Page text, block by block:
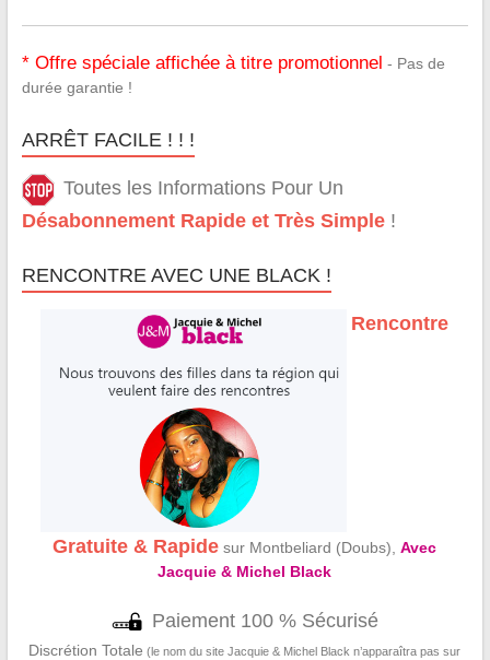
* Offre spéciale affichée à titre promotionnel - Pas de
durée garantie !
ARRÊT FACILE ! ! !
Toutes les Informations Pour Un
Désabonnement Rapide et Très Simple!
RENCONTRE AVEC UNE BLACK !
Rencontre
Gratuite & Rapide sur Montbeliard (Doubs),Avec
Jacquie & Michel Black
Paiement 100 % Sécurisé
Discrétion Totale (le nom du site Jacquie & Michel Black n’apparaîtra pas sur